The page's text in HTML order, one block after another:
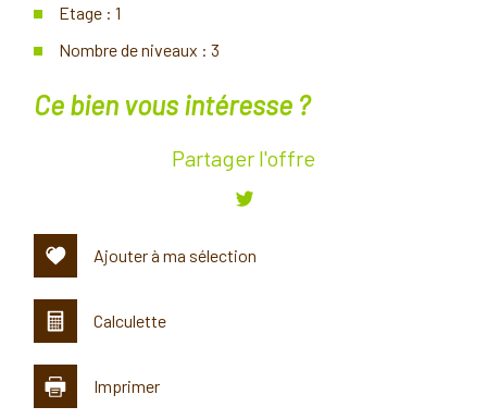
Etage : 1
Nombre de niveaux : 3
la ville de suresnes (92150)
ce bien vous intéresse ?
Partager l'offre
Ajouter à ma sélection
Calculette
Imprimer